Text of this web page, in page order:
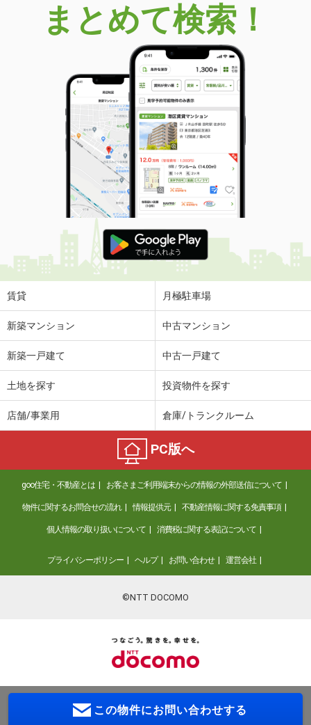
まとめて検索！
賃貸 月極駐車場
新築マンション 中古マンション
新築一戸建て 中古一戸建て
土地を探す 投資物件を探す
店舗/事業用 倉庫/トランクルーム
PC版へ
goo住宅・不動産とは お客さまご利用端末からの情報の外部送信について
物件に関するお問合せの流れ 情報提供元 不動産情報に関する免責事項
個人情報の取り扱いについて 消費税に関する表記について
プライバシーポリシー ヘルプ お問い合わせ 運営会社
©NTT DOCOMO
この物件にお問い合わせする